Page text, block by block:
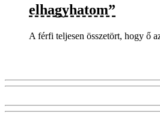
elhagyhatom”
A férfi teljesen összetört, hogy ő